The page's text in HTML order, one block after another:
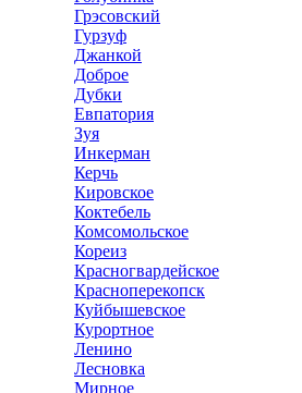
Грэсовский
Гурзуф
Джанкой
Доброе
Дубки
Евпатория
Зуя
Инкерман
Керчь
Кировское
Коктебель
Комсомольское
Кореиз
Красногвардейское
Красноперекопск
Куйбышевское
Курортное
Ленино
Лесновка
Мирное